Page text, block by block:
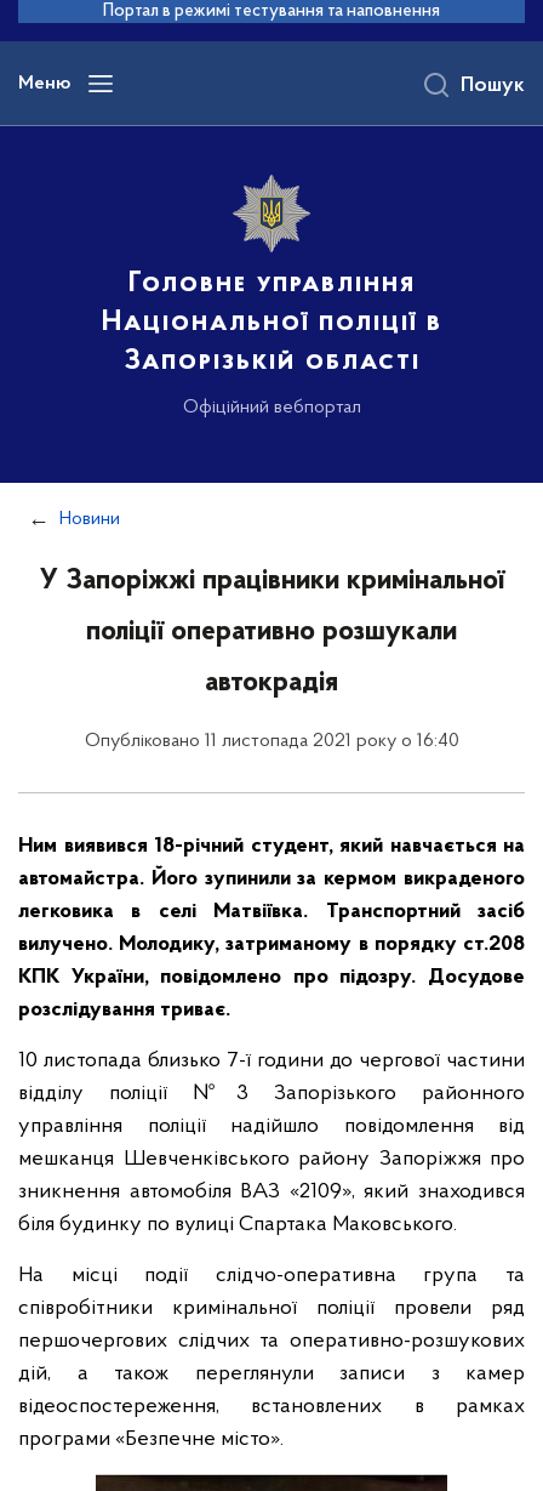
основного
вмісту
Портал в режимі тестування та наповнення
Меню
Головне управління
Національної поліції в
Запорізькій області
Офіційний вебпортал
Пошук
Новини
У Запоріжжі працівники кримінальної
поліції оперативно розшукали
автокрадія
Опубліковано 11 листопада 2021 року о 16:40
Ним виявився 18-річний студент, який навчається на
автомайстра. Його зупинили за кермом викраденого
легковика в селі Матвіївка. Транспортний засіб
вилучено. Молодику, затриманому в порядку ст.208
КПК України, повідомлено про підозру. Досудове
розслідування триває.
10 листопада близько 7-ї години до чергової частини
відділу поліції №3 Запорізького районного
управління поліції надійшло повідомлення від
мешканця Шевченківського району Запоріжжя про
зникнення автомобіля ВАЗ «2109», який знаходився
біля будинку по вулиці Спартака Маковського.
На місці події слідчо-оперативна група та
співробітники кримінальної поліції провели ряд
першочергових слідчих та оперативно-розшукових
дій, а також переглянули записи з камер
відеоспостереження, встановлених в рамках
програми «Безпечне місто».